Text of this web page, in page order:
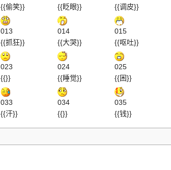
{{偷笑}}
{{眨眼}}
{{调皮}}
013
{{抓狂}}
014
{{大哭}}
015
{{呕吐}}
023
{{}}
024
{{睡觉}}
025
{{困}}
033
{{汗}}
034
{{}}
035
{{钱}}